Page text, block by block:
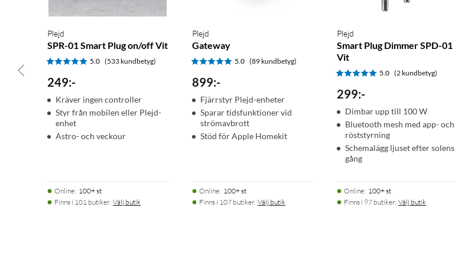
Plejd
SPR-01 Smart Plug on/off Vit
5.0 (533 kundbetyg)
249:-
Kräver ingen controller
Styr från mobilen eller Plejd-
enhet
Astro- och veckour
Online: 100+ st
Finns i 101 butiker. Välj butik
Plejd
Gateway
5.0 (89 kundbetyg)
899:-
Fjärrstyr Plejd-enheter
Sparar tidsfunktioner vid
strömavbrott
Stöd för Apple Homekit
Online: 100+ st
Finns i 107 butiker. Välj butik
Plejd
Smart Plug Dimmer SPD-01
Vit
5.0 (2 kundbetyg)
299:-
Dimbar upp till 100 W
Bluetooth mesh med app- och
röststyrning
Schemalägg ljuset efter solens
gång
Online: 100+ st
Finns i 97 butiker. Välj butik